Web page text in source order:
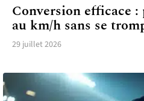
Conversion efficace
au km/h sans se
29 juillet 2026